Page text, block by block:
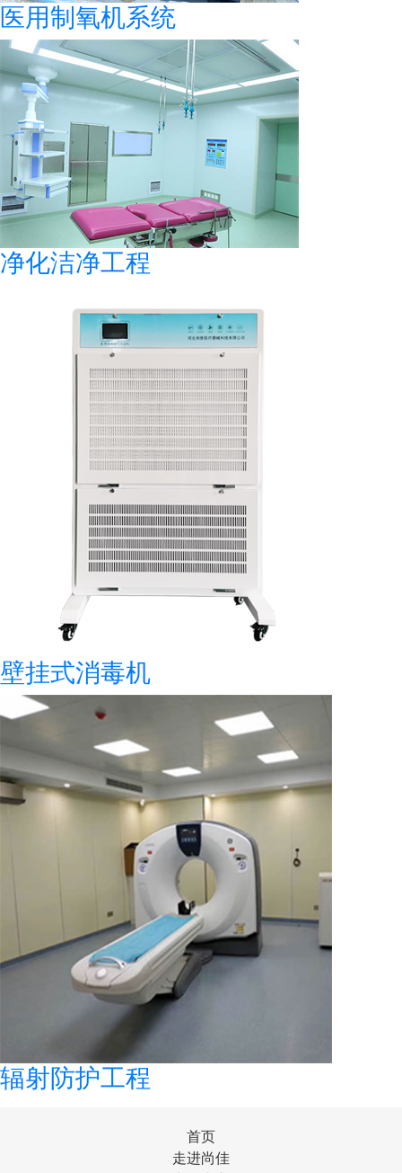
医用制氧机系统
净化洁净工程
壁挂式消毒机
辐射防护工程
首页
走进尚佳